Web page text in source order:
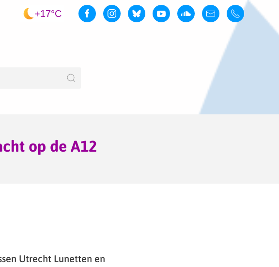
+17°C
op de A12
Utrecht Lunetten en